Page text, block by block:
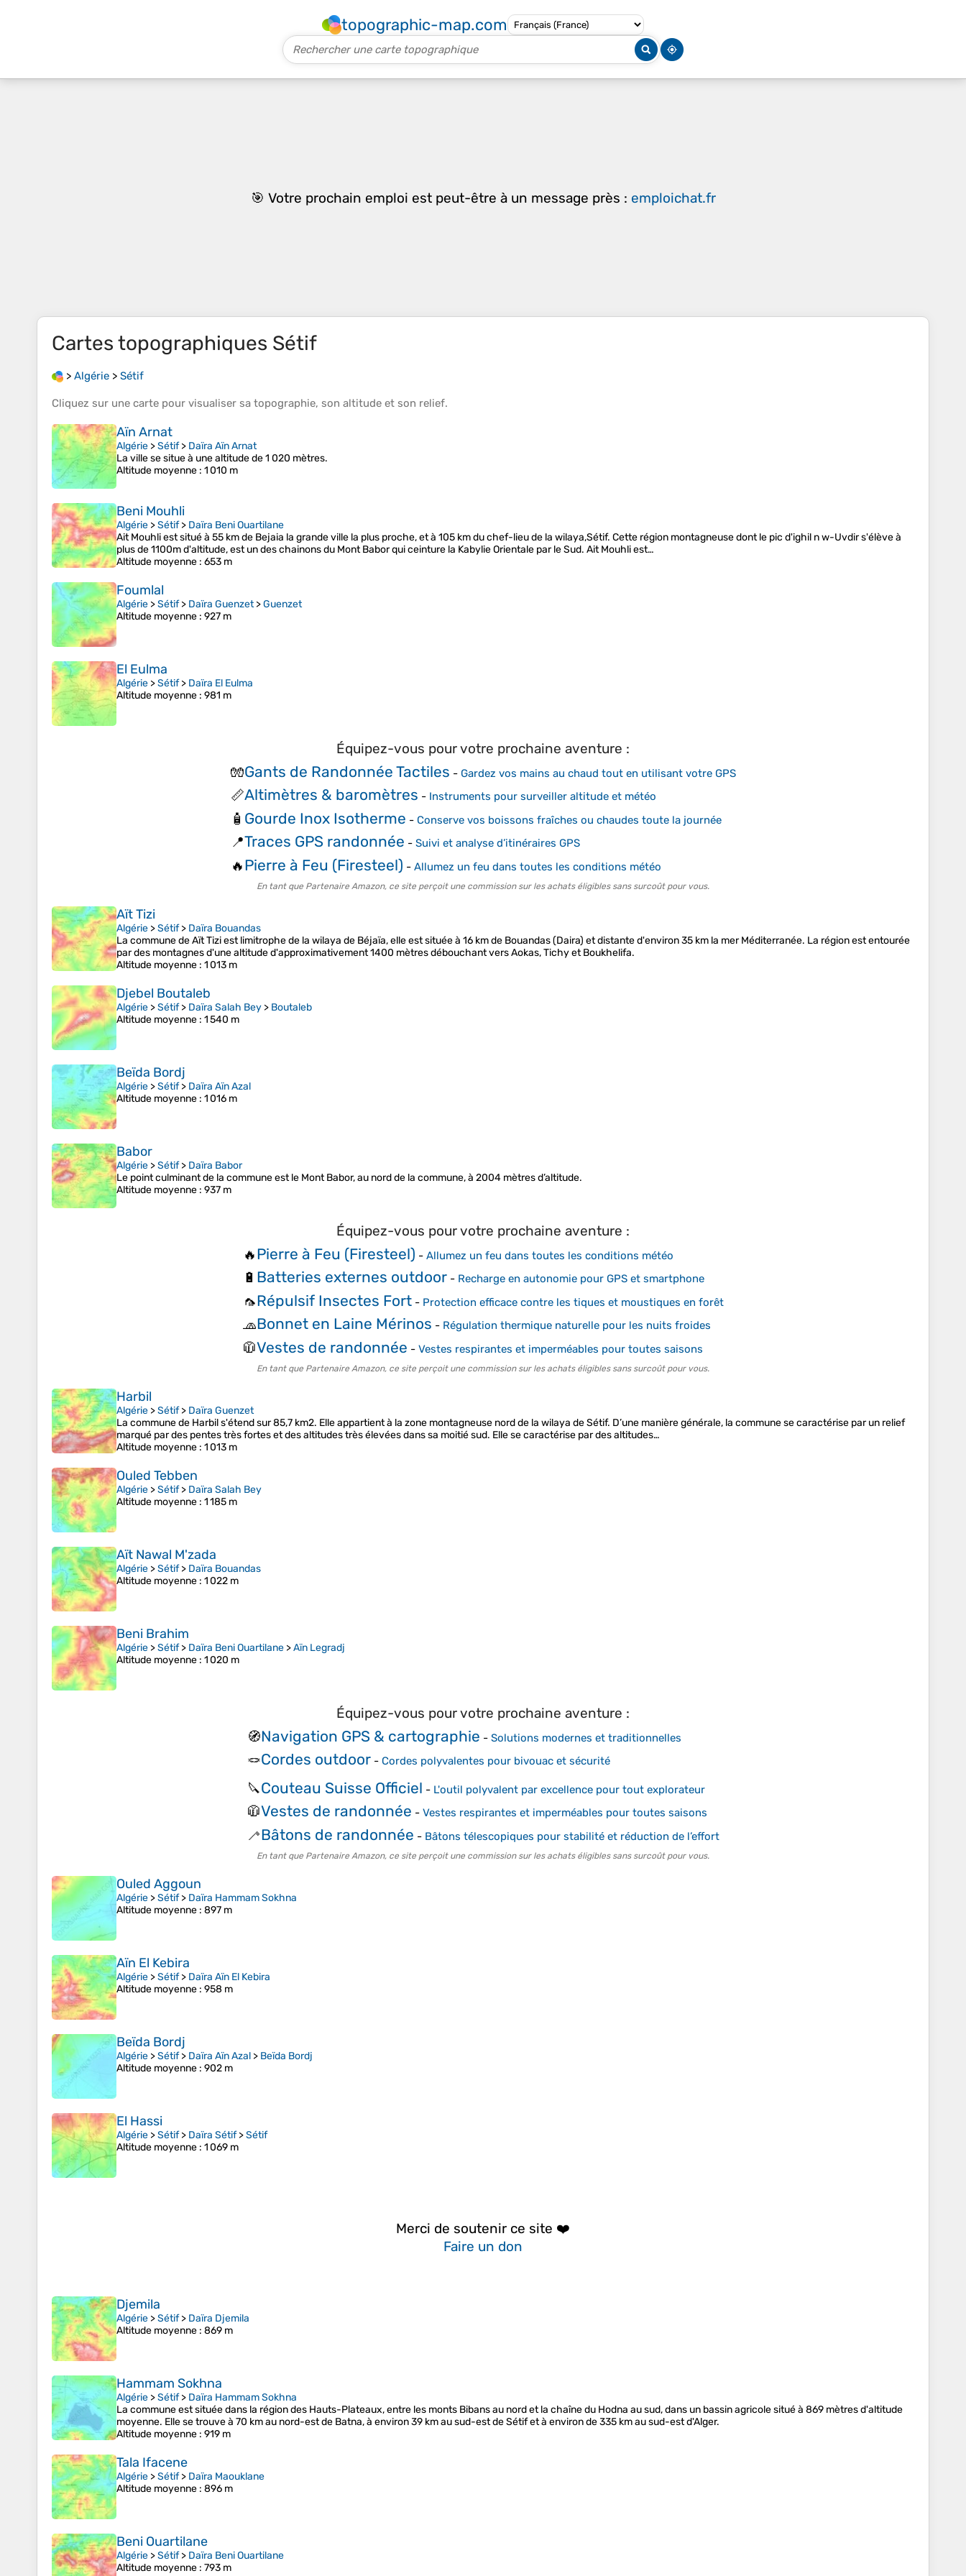
topographic-map.com
🎯 Votre prochain emploi est peut-être à un message près : emploichat.fr
Cartes topographiques Sétif
> Algérie > Sétif
Cliquez sur une carte pour visualiser sa topographie, son altitude et son relief.
Aïn Arnat
Algérie >Sétif> Daïra Aïn Arnat
La ville se situe à une altitude de 1 020 mètres.
Altitude moyenne : 1 010 m
Beni Mouhli
Algérie >Sétif> Daïra Beni Ouartilane
Ait Mouhli est situé à 55 km de Bejaia la grande ville la plus proche, et à 105 km du chef-lieu de la wilaya,Sétif. Cette région montagneuse dont le pic d'ighil n w-Uvdir s'élève à
plus de 1100m d'altitude, est un des chainons du Mont Babor qui ceinture la Kabylie Orientale par le Sud. Ait Mouhli est…
Altitude moyenne : 653 m
Foumlal
Algérie >Sétif> Daïra Guenzet>Guenzet
Altitude moyenne : 927 m
El Eulma
Algérie >Sétif> Daïra El Eulma
Altitude moyenne : 981 m
Équipez-vous pour votre prochaine aventure :
🧤Gants de Randonnée Tactiles - Gardez vos mains au chaud tout en utilisant votre GPS
📏Altimètres & baromètres - Instruments pour surveiller altitude et météo
🧴 Gourde Inox Isotherme - Conserve vos boissons fraîches ou chaudes toute la journée
📍Traces GPS randonnée - Suivi et analyse d’itinéraires GPS
🔥Pierre à Feu (Firesteel) - Allumez un feu dans toutes les conditions météo
En tant que Partenaire Amazon, ce site perçoit une commission sur les achats éligibles sans surcoût pour vous.
Aït Tizi
Algérie >Sétif> Daïra Bouandas
La commune de Aït Tizi est limitrophe de la wilaya de Béjaïa, elle est située à 16 km de Bouandas (Daira) et distante d'environ 35 km la mer Méditerranée. La région est entourée
par des montagnes d'une altitude d'approximativement 1400 mètres débouchant vers Aokas, Tichy et Boukhelifa.
Altitude moyenne : 1 013 m
Djebel Boutaleb
Algérie >Sétif> Daïra Salah Bey > Boutaleb
Altitude moyenne : 1 540 m
Beïda Bordj
Algérie >Sétif> Daïra Aïn Azal
Altitude moyenne : 1 016 m
Babor
Algérie >Sétif> Daïra Babor
Le point culminant de la commune est le Mont Babor, au nord de la commune, à 2004 mètres d’altitude.
Altitude moyenne : 937 m
Équipez-vous pour votre prochaine aventure :
🔥Pierre à Feu (Firesteel) - Allumez un feu dans toutes les conditions météo
🔋 Batteries externes outdoor- Recharge en autonomie pour GPS et smartphone
🦟Répulsif Insectes Fort- Protection efficace contre les tiques et moustiques en forêt
🧢Bonnet en Laine Mérinos - Régulation thermique naturelle pour les nuits froides
🧥Vestes de randonnée - Vestes respirantes et imperméables pour toutes saisons
En tant que Partenaire Amazon, ce site perçoit une commission sur les achats éligibles sans surcoût pour vous.
Harbil
Algérie >Sétif> Daïra Guenzet
La commune de Harbil s'étend sur 85,7 km2. Elle appartient à la zone montagneuse nord de la wilaya de Sétif. D’une manière générale, la commune se caractérise par un relief
marqué par des pentes très fortes et des altitudes très élevées dans sa moitié sud. Elle se caractérise par des altitudes…
Altitude moyenne : 1 013 m
Ouled Tebben
Algérie >Sétif> Daïra Salah Bey
Altitude moyenne : 1 185 m
Aït Nawal M'zada
Algérie >Sétif> Daïra Bouandas
Altitude moyenne : 1 022 m
Beni Brahim
Algérie >Sétif> Daïra Beni Ouartilane >Aïn Legradj
Altitude moyenne : 1 020 m
Équipez-vous pour votre prochaine aventure :
🧭Navigation GPS & cartographie - Solutions modernes et traditionnelles
🪢Cordes outdoor- Cordes polyvalentes pour bivouac et sécurité
🔪Couteau Suisse Officiel - L'outil polyvalent par excellence pour tout explorateur
🧥Vestes de randonnée - Vestes respirantes et imperméables pour toutes saisons
🦯Bâtons de randonnée - Bâtons télescopiques pour stabilité et réduction de l’effort
En tant que Partenaire Amazon, ce site perçoit une commission sur les achats éligibles sans surcoût pour vous.
Ouled Aggoun
Algérie >Sétif> Daïra Hammam Sokhna
Altitude moyenne : 897 m
Aïn El Kebira
Algérie >Sétif> Daïra Aïn El Kebira
Altitude moyenne : 958 m
Beïda Bordj
Algérie >Sétif> Daïra Aïn Azal > Beïda Bordj
Altitude moyenne : 902 m
El Hassi
Algérie >Sétif> Daïra Sétif>Sétif
Altitude moyenne : 1 069 m
Merci de soutenir ce site ❤️
Faire un don
Djemila
Algérie >Sétif> Daïra Djemila
Altitude moyenne : 869 m
Hammam Sokhna
Algérie >Sétif> Daïra Hammam Sokhna
La commune est située dans la région des Hauts-Plateaux, entre les monts Bibans au nord et la chaîne du Hodna au sud, dans un bassin agricole situé à 869 mètres d'altitude
moyenne. Elle se trouve à 70 km au nord-est de Batna, à environ 39 km au sud-est de Sétif et à environ de 335 km au sud-est d'Alger.
Altitude moyenne : 919 m
Tala Ifacene
Algérie >Sétif> Daïra Maouklane
Altitude moyenne : 896 m
Beni Ouartilane
Algérie >Sétif> Daïra Beni Ouartilane
Altitude moyenne : 793 m